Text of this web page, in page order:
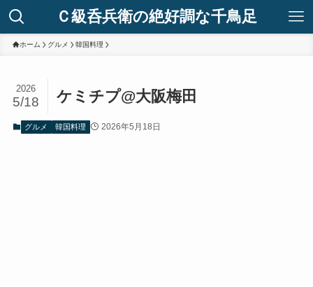
Ｃ級呑兵衛の絶好調な千鳥足
ホーム グルメ 韓国料理
ケミチプ@大阪梅田
2026
5/18
グルメ 韓国料理 2026年5月18日